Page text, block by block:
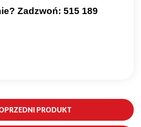
Zadzwoń: 515 189
PRODUKT